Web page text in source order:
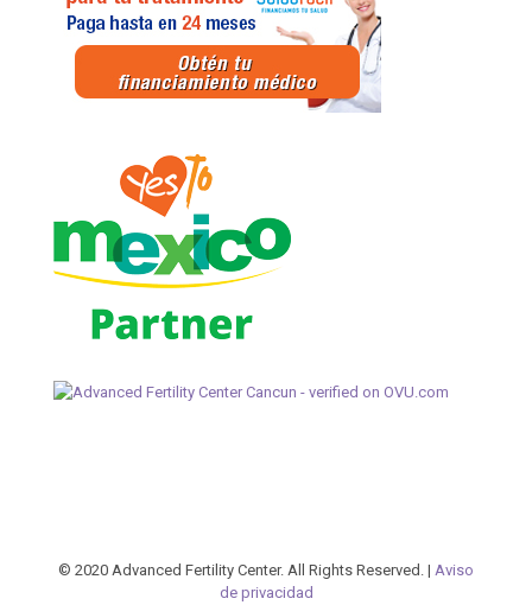
© 2020 Advanced Fertility Center. All Rights Reserved. | Aviso
de privacidad